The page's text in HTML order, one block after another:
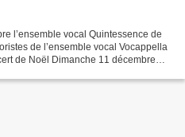
l’ensemble vocal Quintessence de
de l’ensemble vocal Vocappella
de Noël Dimanche 11 décembre